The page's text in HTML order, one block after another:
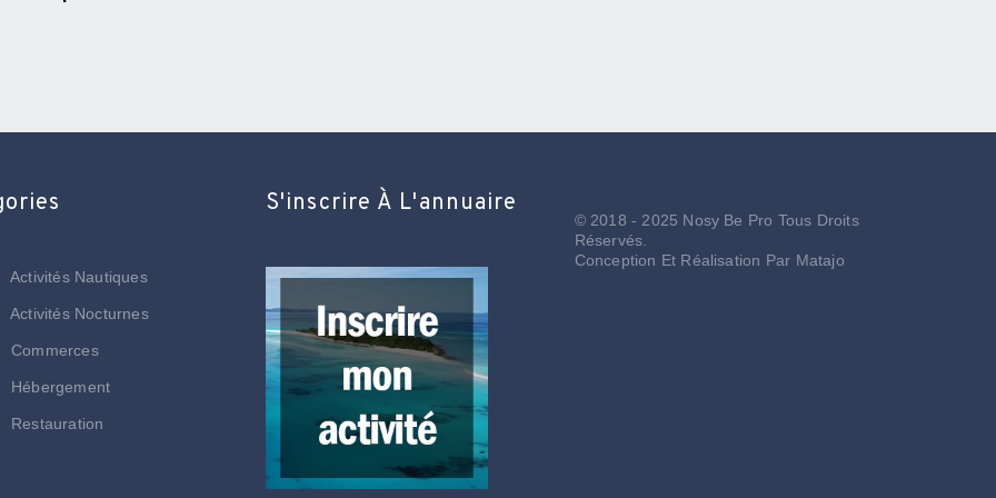
Activités Nautiques
Activités Nocturnes
Commerces
Hébergement
Restauration
S'inscrire À L'annuaire
© 2018 - 2025 Nosy Be Pro Tous Droits
Réservés.
Conception Et Réalisation Par Matajo